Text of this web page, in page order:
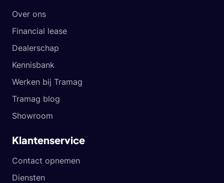
Over ons
Financial lease
Dealerschap
Kennisbank
Werken bij Tramag
Tramag blog
Showroom
Klantenservice
Contact opnemen
Diensten